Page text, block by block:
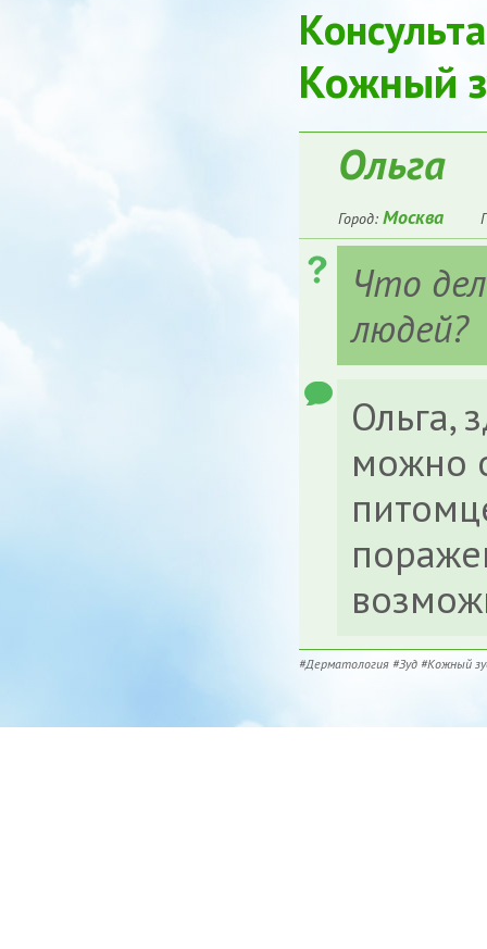
Кожный
Ольга
Город: Москва
Что
людей?
Ольга,
можно
#Дерматология #Зуд #Кожный